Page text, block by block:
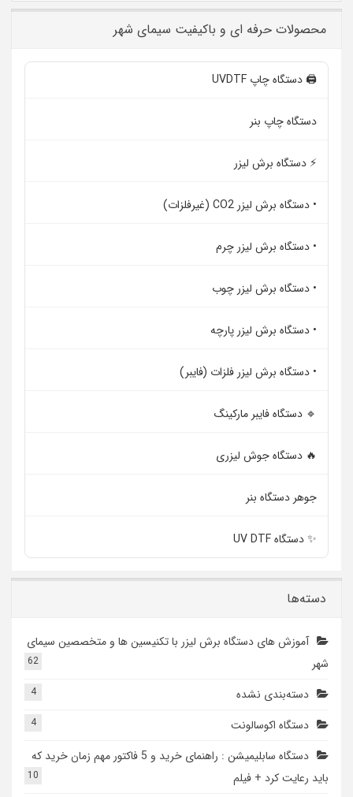
محصولات حرفه ای و باکیفیت سیمای شهر
🖨️ دستگاه چاپ UVDTF
دستگاه چاپ بنر
⚡ دستگاه برش لیزر
• دستگاه برش لیزر CO2 (غیرفلزات)
• دستگاه برش لیزر چرم
• دستگاه برش لیزر چوب
• دستگاه برش لیزر پارچه
• دستگاه برش لیزر فلزات (فایبر)
🔹 دستگاه فایبر مارکینگ
🔥 دستگاه جوش لیزری
جوهر دستگاه بنر
✨ دستگاه UV DTF
دسته‌ها
آموزش های دستگاه برش لیزر با تکنیسین ها و متخصصین سیمای
شهر
62
دسته‌بندی نشده 4
دستگاه اکوسالونت 4
دستگاه سابلیمیشن : راهنمای خرید و 5 فاکتور مهم زمان خرید که
باید رعایت کرد + فیلم
10